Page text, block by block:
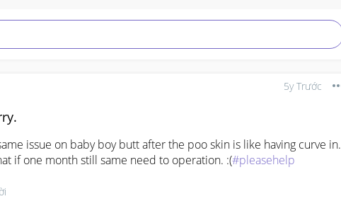
5y Trước
issue on baby boy butt after the poo skin is like having curve in.
if one month still same need to operation. :(#pleasehelp